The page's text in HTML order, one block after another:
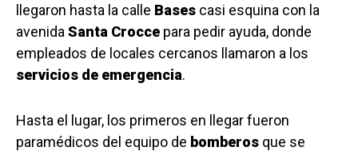
llegaron hasta la calle Bases casi esquina con la
avenida Santa Crocce para pedir ayuda, donde
empleados de locales cercanos llamaron a los
servicios de emergencia.
Hasta el lugar, los primeros en llegar fueron
paramédicos del equipo de bomberos que se